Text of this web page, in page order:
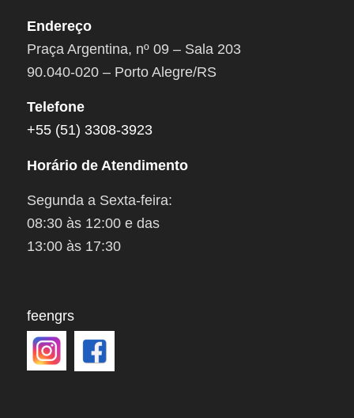
Endereço
Praça Argentina, nº 09 – Sala 203
90.040-020 – Porto Alegre/RS
Telefone
+55 (51) 3308-3923
Horário de Atendimento
Segunda a Sexta-feira:
08:30 às 12:00 e das
13:00 às 17:30
feengrs